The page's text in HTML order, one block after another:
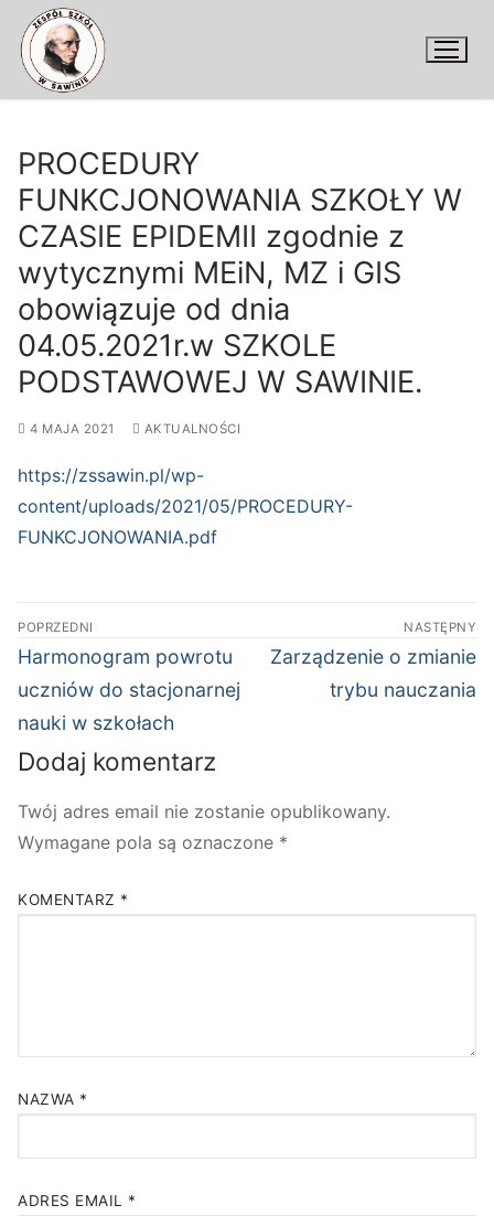
Przejdź
treści
PROCEDURY
FUNKCJONOWANIA SZKOŁY W
CZASIE EPIDEMII zgodnie z
wytycznymi MEiN, MZ i GIS
obowiązuje od dnia
04.05.2021r.w SZKOLE
PODSTAWOWEJ W SAWINIE.
4 MAJA 2021 AKTUALNOŚCI
https://zssawin.pl/wp-
content/uploads/2021/05/PROCEDURY-
FUNKCJONOWANIA.pdf
Nawigacja
wpisu
POPRZEDNI
Poprzedni
wpis:
Harmonogram powrotu
uczniów do stacjonarnej
nauki w szkołach
NASTĘPNY
Następny
Zarządzenie o zmianie
trybu nauczania
Dodaj komentarz
Twój adres email nie zostanie opublikowany.
Wymagane pola są oznaczone *
KOMENTARZ *
NAZWA *
ADRES EMAIL *